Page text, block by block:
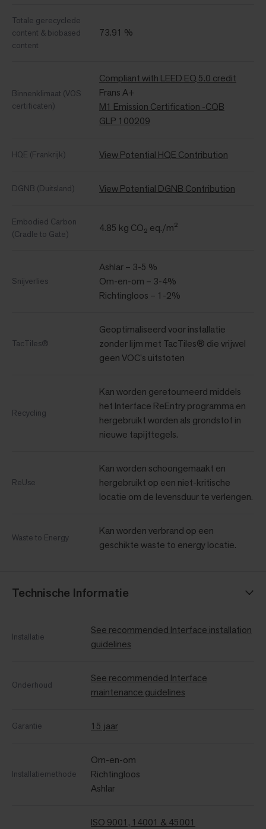
Totale gerecyclede
content & biobased
content
73.91 %
Binnenklimaat (VOS
certificaten)
Compliant with LEED EQ 5.0 credit
Frans A+
M1 Emission Certification -CQB
GLP 100209
HQE (Frankrijk) View Potential HQE Contribution
DGNB (Duitsland) View Potential DGNB Contribution
Embodied Carbon
(Cradle to Gate)
4.85 kg CO₂ eq./m²
Snijverlies
Ashlar – 3-5 %
Om-en-om – 3-4%
Richtingloos – 1-2%
TacTiles®
Geoptimaliseerd voor installatie
zonder lijm met TacTiles® die vrijwel
geen VOC's uitstoten
Recycling
Kan worden geretourneerd middels
het Interface ReEntry programma en
hergebruikt worden als grondstof in
nieuwe tapijttegels.
ReUse
Kan worden schoongemaakt en
hergebruikt op een niet-kritische
locatie om de levensduur te verlengen.
Waste to Energy
Kan worden verbrand op een
geschikte waste to energy locatie.
Technische Informatie
Installatie
See recommended Interface installation
guidelines
Onderhoud
See recommended Interface
maintenance guidelines
Garantie 15 jaar
Installatiemethode
Om-en-om
Richtingloos
Ashlar
ISO 9001, 14001 & 45001